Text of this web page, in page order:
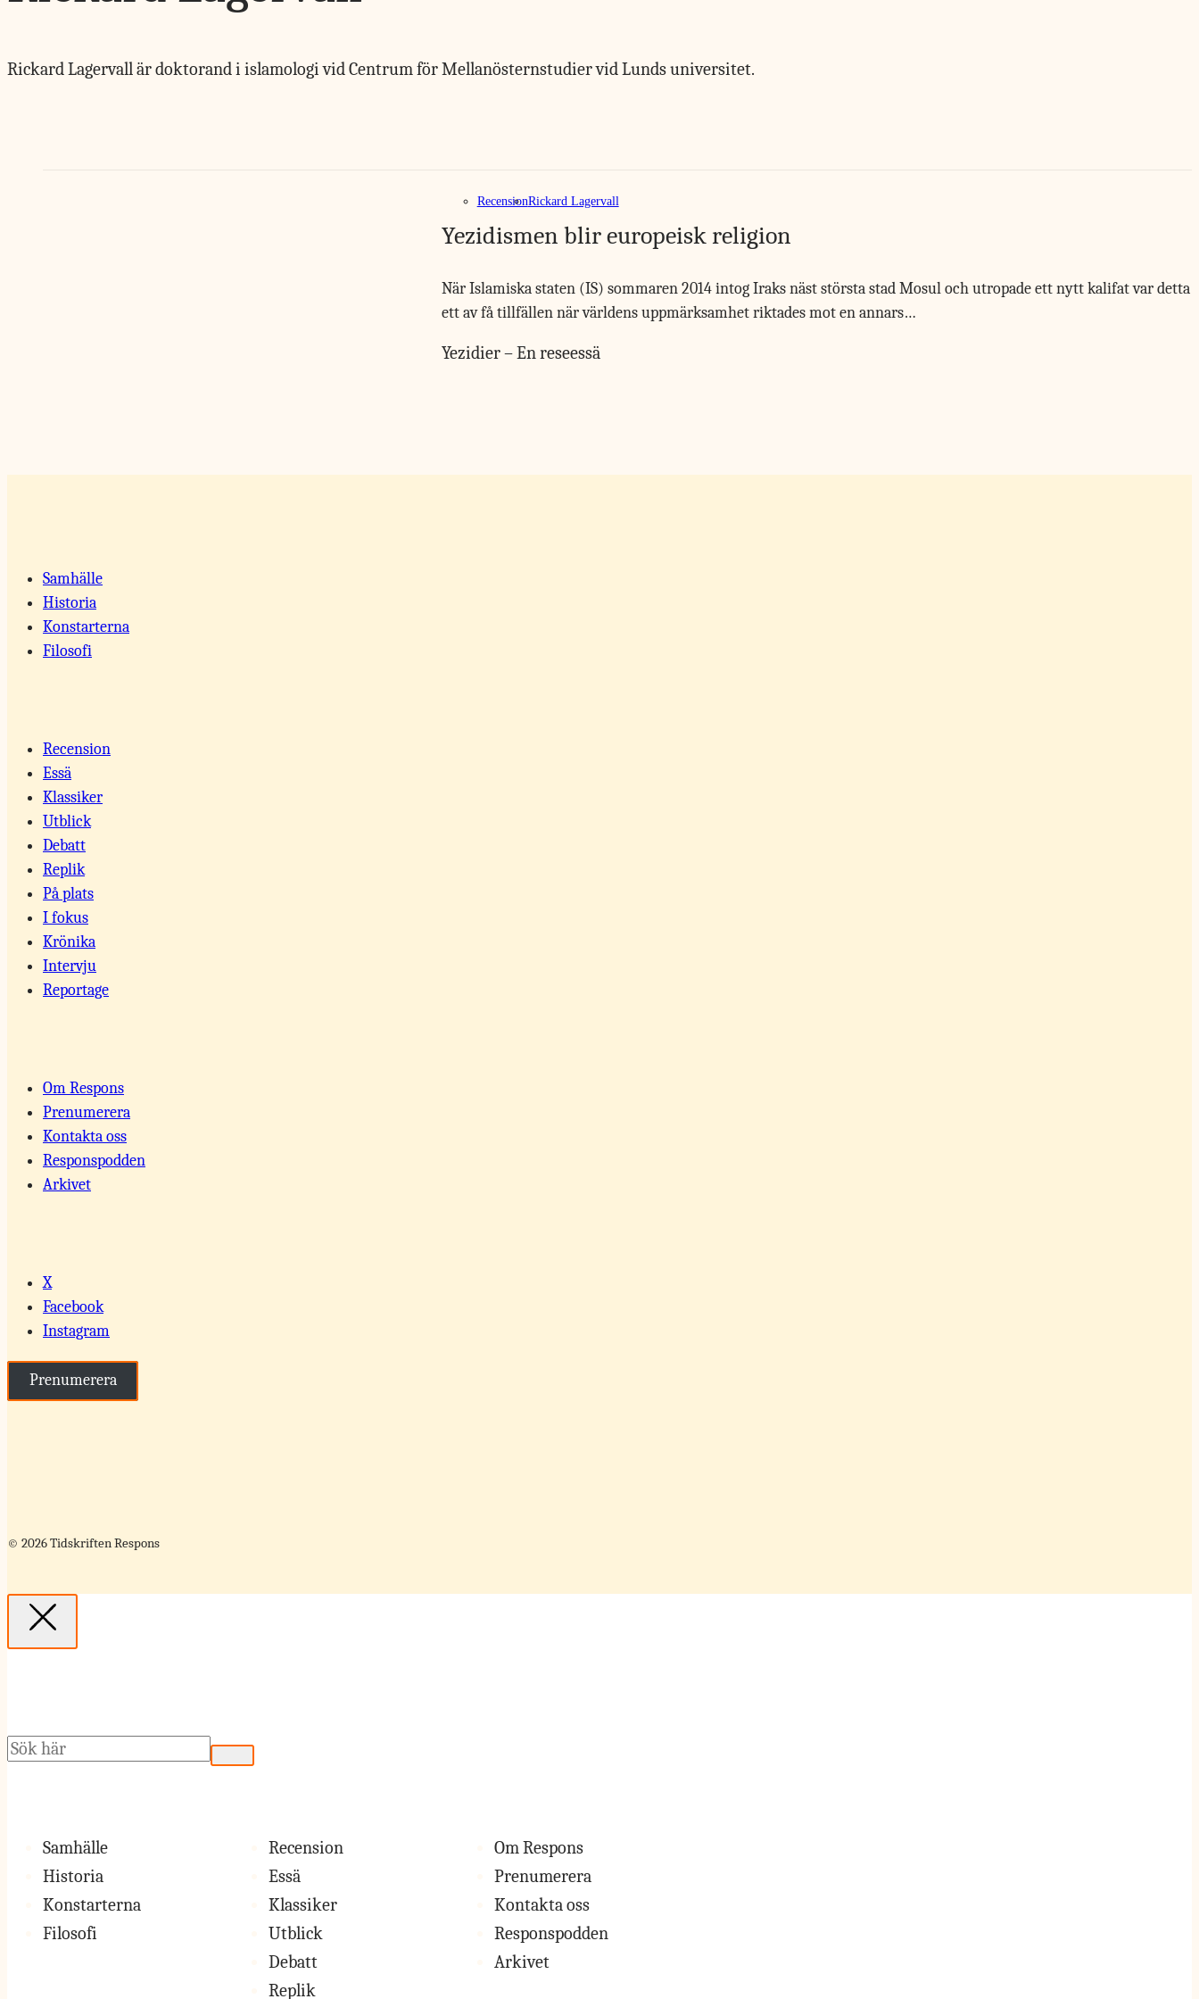
Rickard Lagervall är doktorand i islamologi vid Centrum för Mellanösternstudier vid Lunds universitet.
RecensionRickard Lagervall
Yezidismen blir europeisk religion
När Islamiska staten (IS) sommaren 2014 intog Iraks näst största stad Mosul och utropade ett nytt kalifat var detta
ett av få tillfällen när världens uppmärksamhet riktades mot en annars…
Yezidier – En reseessä
Samhälle
Historia
Konstarterna
Filosofi
Recension
Essä
Klassiker
Utblick
Debatt
Replik
På plats
I fokus
Krönika
Intervju
Reportage
Om Respons
Prenumerera
Kontakta oss
Responspodden
Arkivet
X
Facebook
Instagram
Prenumerera
© 2026 Tidskriften Respons
Sök
Samhälle
Historia
Konstarterna
Filosofi
Recension
Essä
Klassiker
Utblick
Debatt
Replik
Om Respons
Prenumerera
Kontakta oss
Responspodden
Arkivet